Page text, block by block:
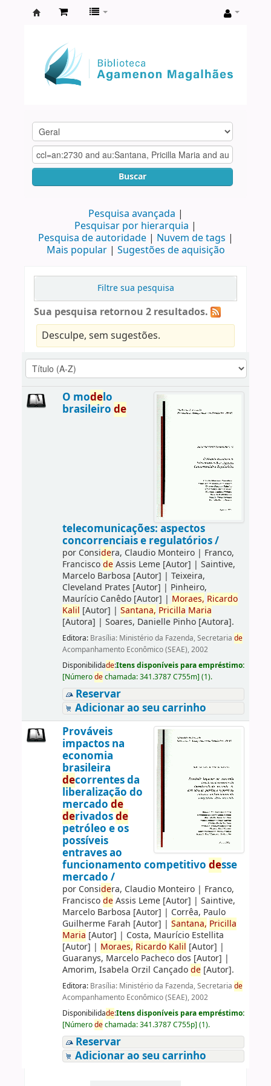
Agamenon
Magalhães
Buscar
Pesquisa avançada
Pesquisar por hierarquia
Pesquisa de autoridade
Nuvem de tags
Mais popular
Sugestões de aquisição
Filtre sua pesquisa
Sua pesquisa retornou 2 resultados.
Desculpe, sem sugestões.
O modelo
brasileiro de
telecomunicações: aspectos
concorrenciais e regulatórios /
por Considera, Claudio Monteiro| Franco,
FranciscodeAssis Leme[Autor] | Saintive,
Marcelo Barbosa [Autor] | Teixeira,
Cleveland Prates [Autor] | Pinheiro,
Maurício Canêdo[Autor] | Moraes, Ricardo
Kalil [Autor] | Santana, Pricilla Maria
[Autora] | Soares, Danielle Pinho[Autora].
Editora: Brasília: Ministério da Fazenda, Secretaria de
Acompanhamento Econômico (SEAE), 2002
Disponibilidade:Itens disponíveis para empréstimo:
[Númerodechamada:341.3787 C755m] (1).
Reservar
Adicionar ao seu carrinho
Prováveis
impactos na
economia
brasileira
decorrentes da
liberalização do
mercado de
derivadosde
petróleo e os
possíveis
entraves ao
funcionamento competitivo desse
mercado /
por Considera, Claudio Monteiro| Franco,
FranciscodeAssis Leme[Autor] | Saintive,
Marcelo Barbosa [Autor] | Corrêa, Paulo
Guilherme Farah [Autor] | Santana, Pricilla
Maria [Autor] | Costa, Maurício Estellita
[Autor] | Moraes, Ricardo Kalil [Autor] |
Guaranys, Marcelo Pacheco dos [Autor] |
Amorim, Isabela Orzil Cançadode[Autor].
Editora: Brasília: Ministério da Fazenda, Secretaria de
Acompanhamento Econômico (SEAE), 2002
Disponibilidade:Itens disponíveis para empréstimo:
[Númerodechamada:341.3787 C755p] (1).
Reservar
Adicionar ao seu carrinho